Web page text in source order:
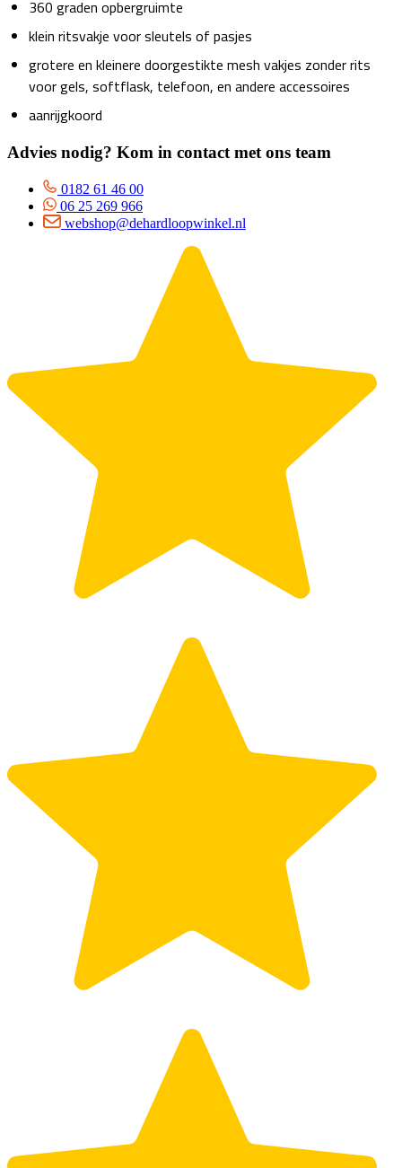
360 graden opbergruimte
klein ritsvakje voor sleutels of pasjes
grotere en kleinere doorgestikte mesh vakjes zonder rits
voor gels, softflask, telefoon, en andere accessoires
aanrijgkoord
Advies nodig? Kom in contact met ons team
0182 61 46 00
06 25 269 966
webshop@dehardloopwinkel.nl